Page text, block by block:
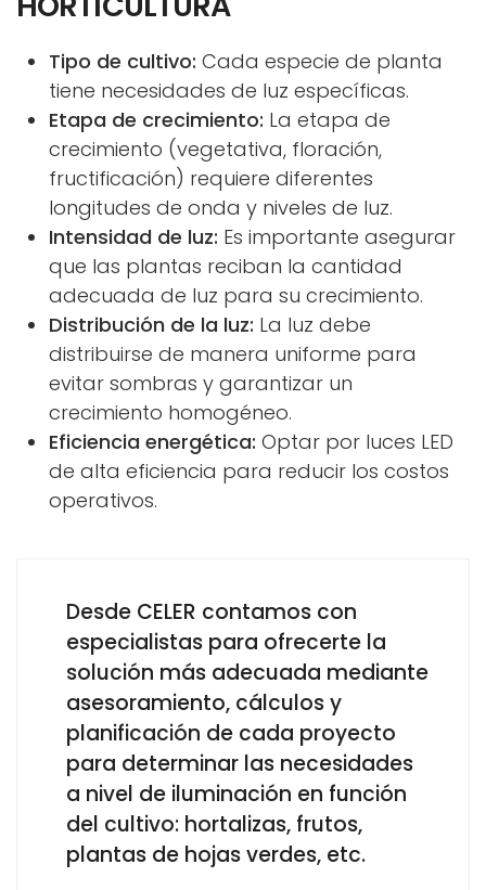
Tipo de cultivo: Cada especie de planta
tiene necesidades de luz específicas.
Etapa de crecimiento: La etapa de
crecimiento (vegetativa, floración,
fructificación) requiere diferentes
longitudes de onda y niveles de luz.
Intensidad de luz: Es importante asegurar
que las plantas reciban la cantidad
adecuada de luz para su crecimiento.
Distribución de la luz: La luz debe
distribuirse de manera uniforme para
evitar sombras y garantizar un
crecimiento homogéneo.
Eficiencia energética: Optar por luces LED
de alta eficiencia para reducir los costos
operativos.
Desde CELER contamos con
especialistas para ofrecerte la
solución más adecuada mediante
asesoramiento, cálculos y
planificación de cada proyecto
para determinar las necesidades
a nivel de iluminación en función
del cultivo: hortalizas, frutos,
plantas de hojas verdes, etc.